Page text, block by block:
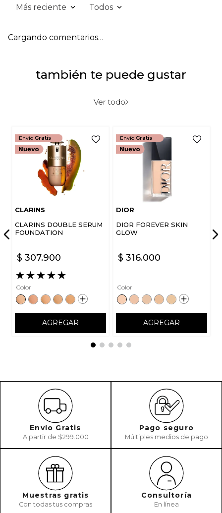
Más reciente Todos
Cargando comentarios…
también te puede gustar
Ver todo
Envío Gratis
CLARINS
CLARINS DOUBLE SERUM
FOUNDATION
$ 307.900
★★★★★
Color
AGREGAR
Envío Gratis
DIOR
DIOR FOREVER SKIN
GLOW
$ 316.000
Color
AGREGAR
Envío Gratis
A partir de $299.000
Pago seguro
Múltiples medios de pago
Muestras gratis
Con todas tus compras
Consultoría
En línea